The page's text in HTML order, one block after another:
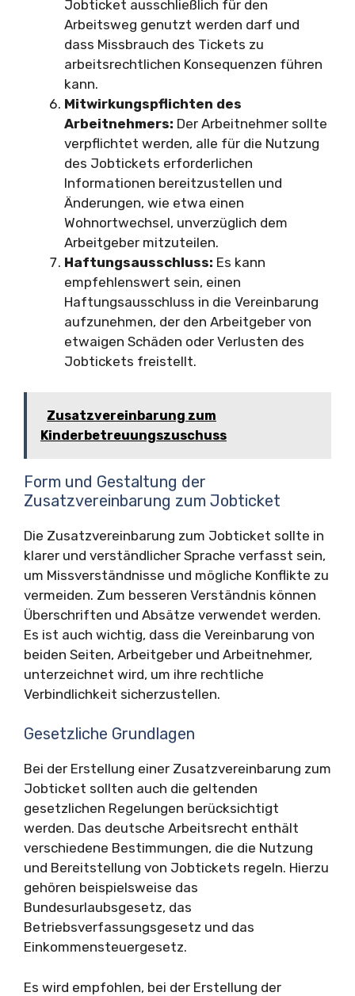
Jobticket ausschließlich für den
Arbeitsweg genutzt werden darf und
dass Missbrauch des Tickets zu
arbeitsrechtlichen Konsequenzen führen
kann.
Mitwirkungspflichten des
Arbeitnehmers: Der Arbeitnehmer sollte
verpflichtet werden, alle für die Nutzung
des Jobtickets erforderlichen
Informationen bereitzustellen und
Änderungen, wie etwa einen
Wohnortwechsel, unverzüglich dem
Arbeitgeber mitzuteilen.
Haftungsausschluss: Es kann
empfehlenswert sein, einen
Haftungsausschluss in die Vereinbarung
aufzunehmen, der den Arbeitgeber von
etwaigen Schäden oder Verlusten des
Jobtickets freistellt.
Zusatzvereinbarung zum
Kinderbetreuungszuschuss
Form und Gestaltung der
Zusatzvereinbarung zum Jobticket
Die Zusatzvereinbarung zum Jobticket sollte in
klarer und verständlicher Sprache verfasst sein,
um Missverständnisse und mögliche Konflikte zu
vermeiden. Zum besseren Verständnis können
Überschriften und Absätze verwendet werden.
Es ist auch wichtig, dass die Vereinbarung von
beiden Seiten, Arbeitgeber und Arbeitnehmer,
unterzeichnet wird, um ihre rechtliche
Verbindlichkeit sicherzustellen.
Gesetzliche Grundlagen
Bei der Erstellung einer Zusatzvereinbarung zum
Jobticket sollten auch die geltenden
gesetzlichen Regelungen berücksichtigt
werden. Das deutsche Arbeitsrecht enthält
verschiedene Bestimmungen, die die Nutzung
und Bereitstellung von Jobtickets regeln. Hierzu
gehören beispielsweise das
Bundesurlaubsgesetz, das
Betriebsverfassungsgesetz und das
Einkommensteuergesetz.
Es wird empfohlen, bei der Erstellung der